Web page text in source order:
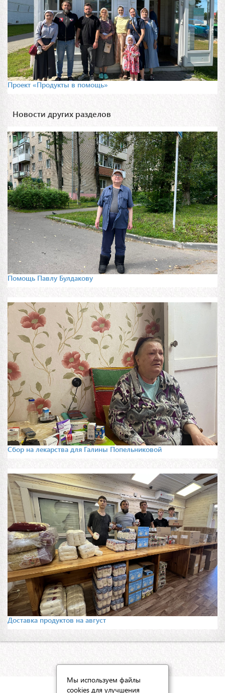
Проект «Продукты в помощь»
Новости других разделов
Помощь Павлу Булдакову
Сбор на лекарства для Галины Попельниковой
Доставка продуктов на август
Мы используем файлы
cookies для улучшения